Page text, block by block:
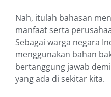
Nah, itulah bahasan
manfaat serta
Sebagai warga negara
menggunakan bahan
bertanggung jawab
yang ada di sekitar kita.